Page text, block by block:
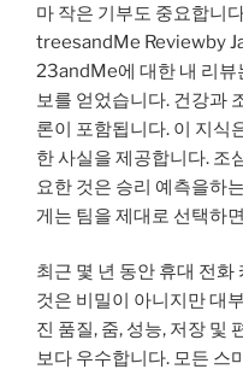
마 작은 기부도 중요합니
treesandMe Reviewby
23andMe에 대한 내 리뷰
보를 얻었습니다. 건강과
론이 포함됩니다. 이 지식
한 사실을 제공합니다. 조
요한 것은 승리 예측을하
게는 팀을 제대로 선택하
최근 몇 년 동안 휴대 전
것은 비밀이 아니지만 대
진 품질, 줌, 성능, 저장 및
보다 우수합니다. 모든 스